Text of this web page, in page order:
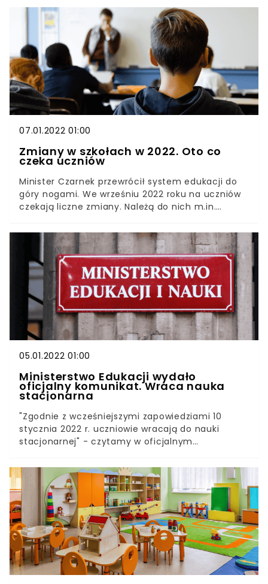
dzień dzisiejszy stacjonarnie pracuje ponad 93
proc. szkół podstawowych i 94,5 proc. szkół
ponadpodstawowych.Kuratorium oświaty
regularnie zbiera dane ze szkół w całej Polsce.
Najświeższy komunikat z ministerstwa nie
nastraja pozytywnie. Coraz więcej szkół rezygnuje
z nauczania stacjonarnego.
07.01.2022 01:00
Zmiany w szkołach w 2022. Oto co
czeka uczniów
Minister Czarnek przewrócił system edukacji do
góry nogami. We wrześniu 2022 roku na uczniów
czekają liczne zmiany. Należą do nich m.in.
lektur czy wprowadzenie nowego przedmiotu. Z
poniższego artykułu dowiecie się czego
spodziewać się w szkołach w 2022.Wraz z nowym
rokiem szkolnym do szkół wejdzie wiele zmian.
Większość z nich powstała z inicjatywy ministra
Przemysława Czarnka. Uczniowie powinni się
przygotować.
05.01.2022 01:00
Ministerstwo Edukacji wydało
oficjalny komunikat. Wraca nauka
stacjonarna
"Zgodnie z wcześniejszymi zapowiedziami 10
stycznia 2022 r. uczniowie wracają do nauki
stacjonarnej" - czytamy w oficjalnym
przyszłego tygodnia zajęcia w szkołach będą
odbywały się w sposób tradycyjny. Jednak ze
względu na dużą liczbę zakażeń koronawirusem
resort edukacji wysunął listę wytycznych, których
należy przestrzegać.Przez cały okres świąteczny
rodzicom towarzyszyły wielkie wątpliwości.
Nareszcie zostały one rozwiane. 10 stycznia
uczniowie wracają do szkoły.